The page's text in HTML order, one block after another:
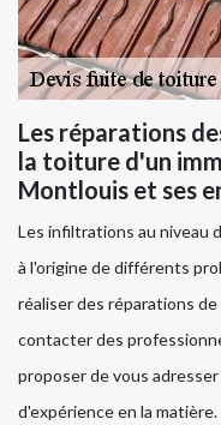
Les réparations
la toiture d'un
Montlouis et ses
Les infiltrations au niveau
à l'origine de différents
réaliser des réparations
contacter des
proposer de vous
d'expérience en la